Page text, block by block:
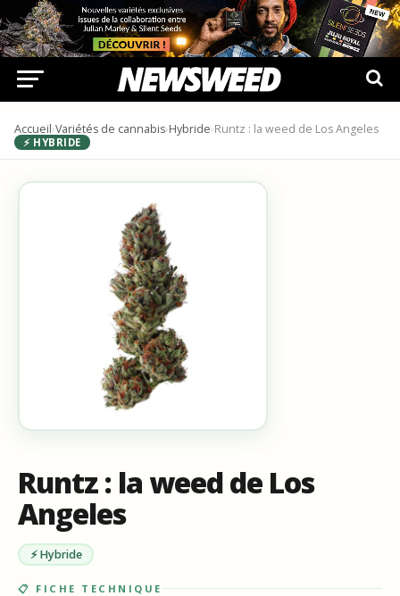
Accueil›Variétés de cannabis›Hybride›Runtz : la weed de Los Angeles
⚡ HYBRIDE
Runtz : la weed de Los
Angeles
⚡ Hybride
📋 FICHE TECHNIQUE